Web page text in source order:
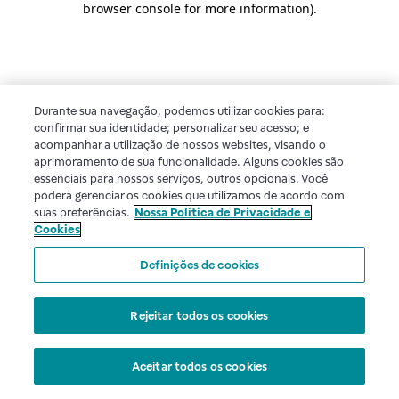
browser console for more information).
Durante sua navegação, podemos utilizar cookies para:
confirmar sua identidade; personalizar seu acesso; e
acompanhar a utilização de nossos websites, visando o
aprimoramento de sua funcionalidade. Alguns cookies são
essenciais para nossos serviços, outros opcionais. Você
poderá gerenciar os cookies que utilizamos de acordo com
suas preferências. Nossa Política de Privacidade e
Cookies
Definições de cookies
Rejeitar todos os cookies
Aceitar todos os cookies